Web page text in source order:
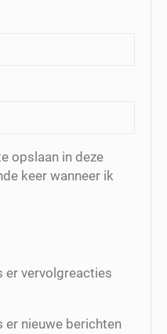
opslaan in deze
keer wanneer ik
er vervolgreacties
er nieuwe berichten